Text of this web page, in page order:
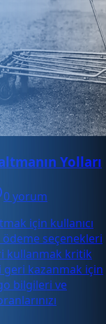
Yolları
0 yorum
için kullanıcı
seçenekleri
kullanmak kritik
geri kazanmak için
bilgileri ve